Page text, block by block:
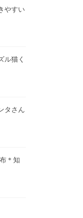
やすい
ル猫く
タさん
＊知